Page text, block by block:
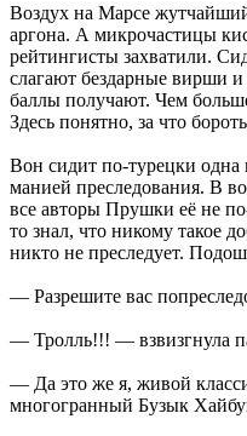
Воздух на Марсе
аргона. А микрочастицы
рейтингисты захватили.
слагают бездарные вирши
баллы получают. Чем
Здесь понятно, за что
Вон сидит по-турецки одна
манией преследования. В
все авторы Прушки её не
то знал, что никому такое
никто не преследует.
— Разрешите вас
— Тролль!!! — взвизгнула
— Да это же я, живой
многогранный Бузык